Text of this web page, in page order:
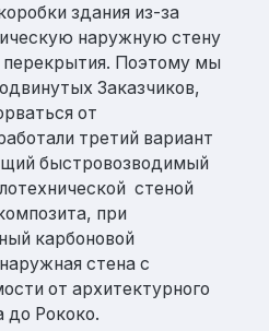
здания из-за
наружную стену
перекрытия. Поэтому мы
Заказчиков,
от
третий вариант
быстровозводимый
стеной
при
карбоновой
стена с
от архитектурного
до Рококо.